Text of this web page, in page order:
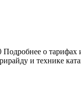
о тарифах
и технике